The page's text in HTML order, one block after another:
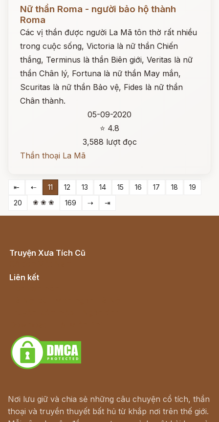
Nữ thần Roma - người bảo hộ thành
Roma
Các vị thần được người La Mã tôn thờ rất nhiều
trong cuộc sống, Victoria là nữ thần Chiến
thắng, Terminus là thần Biên giới, Veritas là nữ
thần Chân lý, Fortuna là nữ thần May mắn,
Scuritas là nữ thần Bảo vệ, Fides là nữ thần
Chân thành.
05-09-2020
⭐ 4.8
3,588 lượt đọc
Thần thoại La Mã
⇤ ⇠ 11 12 13 14 15 16 17 18
19
20
❀ ❀ ❀ 169 ⇢ ⇥
Truyện Xưa Tích Cũ
Liên kết
Nơi lưu giữ và chia sẻ những câu chuyện cổ tích, thần
thoại và truyền thuyết bất hủ từ khắp nơi trên thế giới.